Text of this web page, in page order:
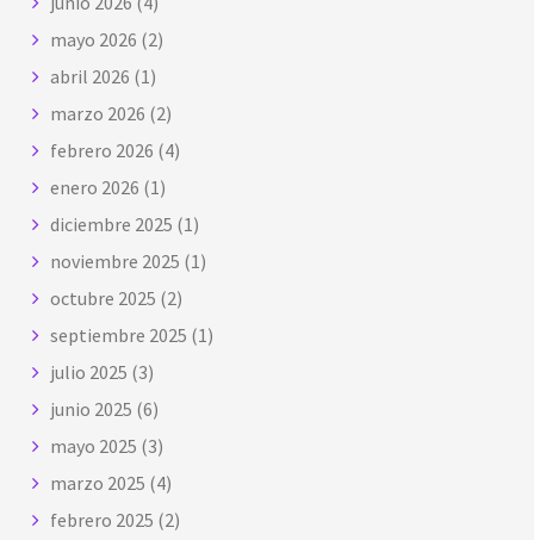
mayo 2026 (2)
abril 2026 (1)
marzo 2026 (2)
febrero 2026 (4)
enero 2026 (1)
diciembre 2025 (1)
noviembre 2025 (1)
octubre 2025 (2)
septiembre 2025 (1)
julio 2025 (3)
junio 2025 (6)
mayo 2025 (3)
marzo 2025 (4)
febrero 2025 (2)